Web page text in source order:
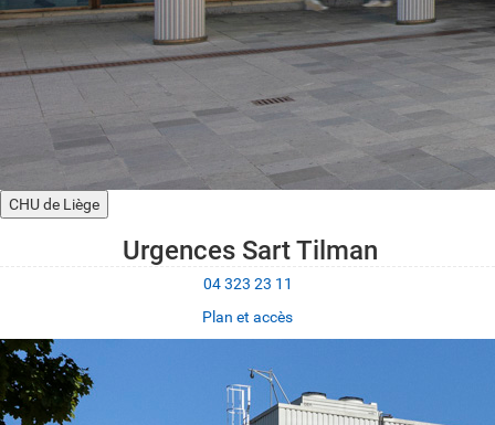
CHU de Liège
Urgences Sart Tilman
04 323 23 11
Plan et accès